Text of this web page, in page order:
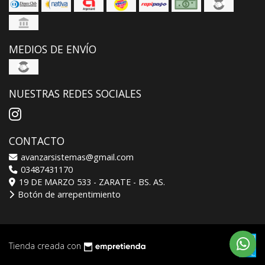
MEDIOS DE ENVÍO
NUESTRAS REDES SOCIALES
CONTACTO
avanzarsistemas@gmail.com
03487431170
19 DE MARZO 533 - ZARATE - BS. AS.
Botón de arrepentimiento
Tienda creada con